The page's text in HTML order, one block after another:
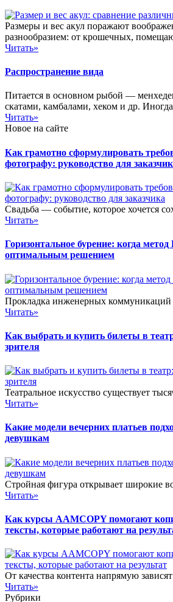
Размеры и вес акул поражают
разнообразием: от крошечных,
Читать»
Распространение вида
Питается в основном рыбой —
скатами, камбалами, хеком и др.
Читать»
Новое на сайте
Как грамотно сформулировать
фотографу: руководство для
Свадьба — событие, которое хочется
Читать»
Горизонтальное бурение: когда
оптимальным решением
Прокладка инженерных коммуникаций
Читать»
Как выбрать и купить билеты в
зрителя
Театральное искусство существует
Читать»
Какие модели вечерних платьев
девушкам
Стройная фигура открывает широкие
Читать»
Как курсы AAMCOPY помогают
тексты, которые работают на
От качества контента напрямую
Читать»
Рубрики